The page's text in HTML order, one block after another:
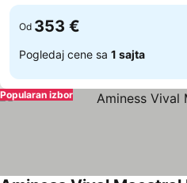
Od 353 €
Pogledaj cene sa 1 sajta
Popularan izbor